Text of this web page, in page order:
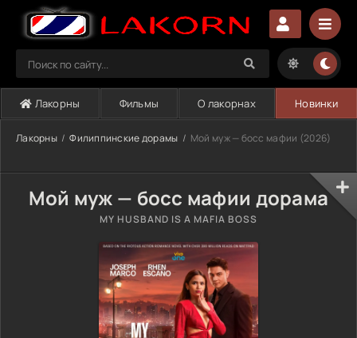
Лакорны Фильмы О лакорнах Новинки
Лакорны Филиппинские дорамы Мой муж — босс мафии (2026)
Мой муж — босс мафии дорама
MY HUSBAND IS A MAFIA BOSS